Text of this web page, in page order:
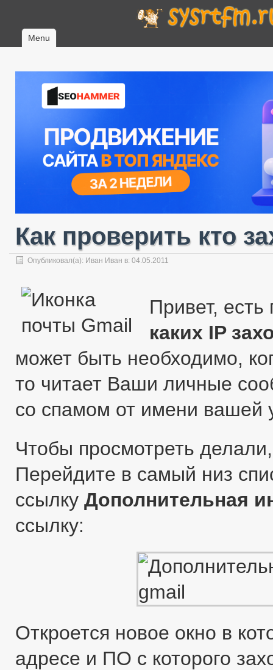
Menu
Как проверить кто
Опубликовал(а): Иван Иван в: 04.05.2011
Привет,
каких IP
может быть необходимо,
то читает Ваши личные
со спамом от имени вашей
Чтобы просмотреть делали,
Перейдите в самый низ
ссылку Дополнительная
ссылку:
Откроется новое окно в
адресе и ПО с которого